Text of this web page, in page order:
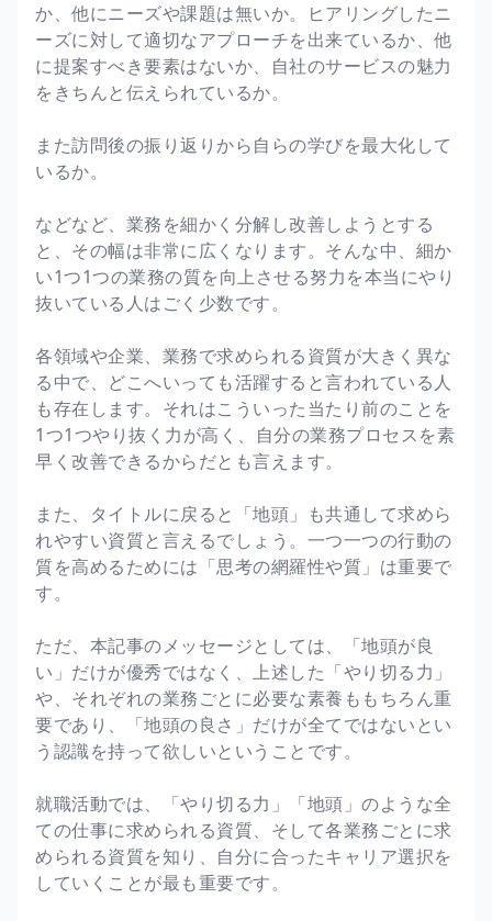
か、他にニーズや課題は無いか。ヒアリングしたニ
ーズに対して適切なアプローチを出来ているか、他
に提案すべき要素はないか、自社のサービスの魅力
をきちんと伝えられているか。
また訪問後の振り返りから自らの学びを最大化して
いるか。
などなど、業務を細かく分解し改善しようとする
と、その幅は非常に広くなります。そんな中、細か
い1つ1つの業務の質を向上させる努力を本当にやり
抜いている人はごく少数です。
各領域や企業、業務で求められる資質が大きく異な
る中で、どこへいっても活躍すると言われている人
も存在します。それはこういった当たり前のことを
1つ1つやり抜く力が高く、自分の業務プロセスを素
早く改善できるからだとも言えます。
また、タイトルに戻ると「地頭」も共通して求めら
れやすい資質と言えるでしょう。一つ一つの行動の
質を高めるためには「思考の網羅性や質」は重要で
す。
ただ、本記事のメッセージとしては、「地頭が良
い」だけが優秀ではなく、上述した「やり切る力」
や、それぞれの業務ごとに必要な素養ももちろん重
要であり、「地頭の良さ」だけが全てではないとい
う認識を持って欲しいということです。
就職活動では、「やり切る力」「地頭」のような全
ての仕事に求められる資質、そして各業務ごとに求
められる資質を知り、自分に合ったキャリア選択を
していくことが最も重要です。